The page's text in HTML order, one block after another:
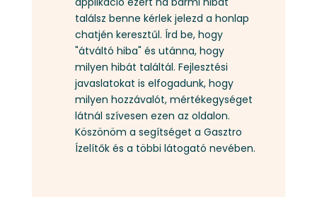
találsz benne kérlek jelezd a honlap
chatjén keresztűl. Írd be, hogy
"átváltó hiba" és utánna, hogy
milyen hibát találtál. Fejlesztési
javaslatokat is elfogadunk, hogy
milyen hozzávalót, mértékegységet
látnál szívesen ezen az oldalon.
Köszönöm a segítséget a Gasztro
Ízelítők és a többi látogató nevében.